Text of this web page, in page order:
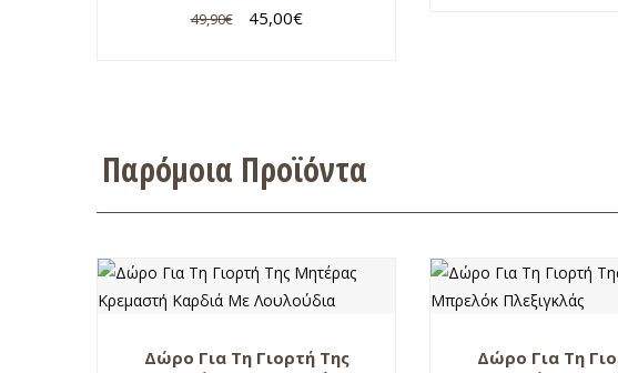
49,90€ 45,00€
Παρόμοια Προϊόντα
Δώρο Για Τη Γιορτή Της
Δώρο Για Τη